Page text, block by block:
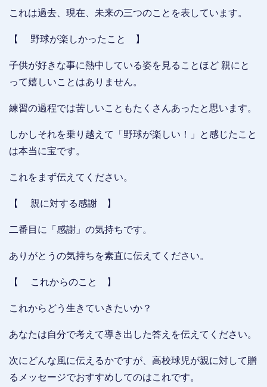
これは過去、現在、未来の三つのことを表しています。
【 野球が楽しかったこと 】
子供が好きな事に熱中している姿を見ることほど 親にと
って嬉しいことはありません。
練習の過程では苦しいこともたくさんあったと思います。
しかしそれを乗り越えて「野球が楽しい！」と感じたこと
は本当に宝です。
これをまず伝えてください。
【 親に対する感謝 】
二番目に「感謝」の気持ちです。
ありがとうの気持ちを素直に伝えてください。
【 これからのこと 】
これからどう生きていきたいか？
あなたは自分で考えて導き出した答えを伝えてください。
次にどんな風に伝えるかですが、高校球児が親に対して贈
るメッセージでおすすめしてのはこれです。